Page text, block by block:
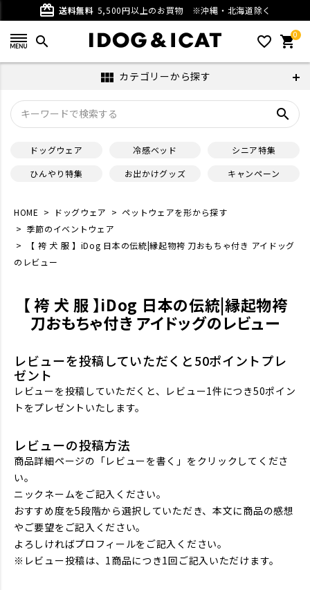
card_giftcard 送料無料 5,500円以上のお買物 ※沖縄・北海道除く
search favorite_outline 0
shopping_cart
view_module カテゴリーから探す
search
ドッグウェア 冷感ベッド
シニア特集
ひんやり特集
お出かけグッズ キャンペーン
HOME ドッグウェア
ペットウェアを形から探す
季節のイベントウェア
【 袴 犬 服 】iDog 日本の伝統|縁起物袴 刀おもちゃ付き アイドッグ
のレビュー
【 袴 犬 服 】iDog 日本の伝統|縁起物袴
刀おもちゃ付き アイドッグのレビュー
レビューを投稿していただくと50ポイントプレ
ゼント
レビューを投稿していただくと、レビュー1件につき50ポイン
トをプレゼントいたします。
レビューの投稿方法
商品詳細ページの「レビューを書く」をクリックしてくださ
い。
ニックネームをご記入ください。
おすすめ度を5段階から選択していただき、本文に商品の感想
やご要望をご記入ください。
よろしければプロフィールをご記入ください。
※レビュー投稿は、1商品につき1回ご記入いただけます。